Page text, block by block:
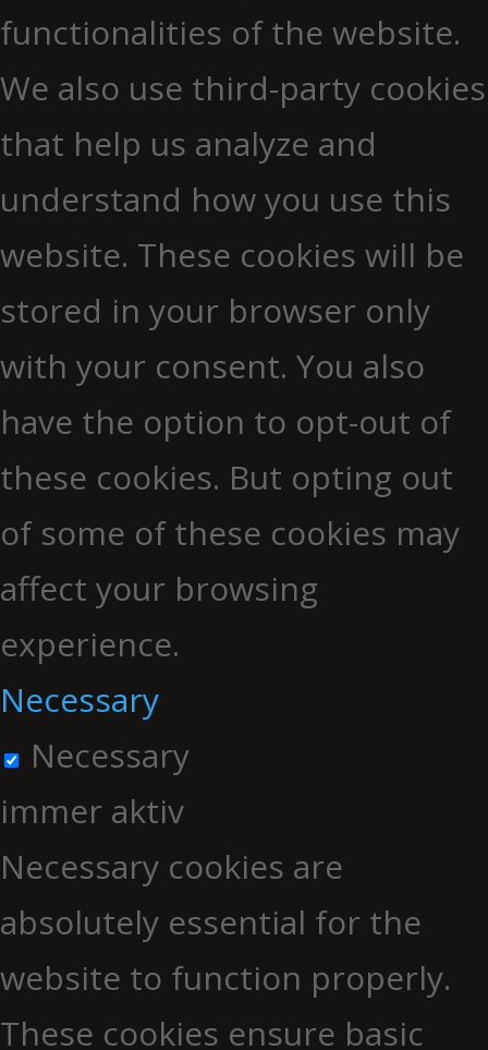
functionalities of the website.
We also use third-party cookies
that help us analyze and
understand how you use this
website. These cookies will be
stored in your browser only
with your consent. You also
have the option to opt-out of
these cookies. But opting out
of some of these cookies may
affect your browsing
experience.
Necessary
Necessary
immer aktiv
Necessary cookies are
absolutely essential for the
website to function properly.
These cookies ensure basic